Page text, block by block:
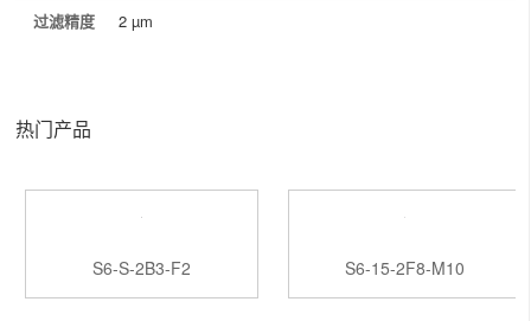
过滤精度
2 µm
热门产品
S6-S-2B3-F2 S6-15-2F8-M10